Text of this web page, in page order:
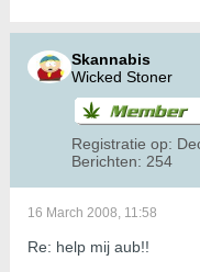
Skannabis
Wicked Stoner
Registratie op:
Berichten: 254
16 March 2008, 11:58
Re: help mij aub!!